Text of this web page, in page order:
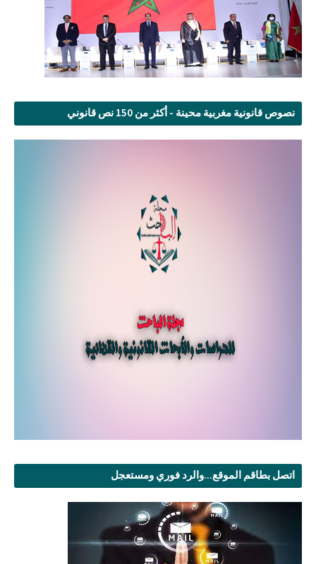
نصوص قانونية مغربية محينة - أكثر من 150 نص قانوني
اتصل بطاقم الموقع...والرد فوري ومستعجل